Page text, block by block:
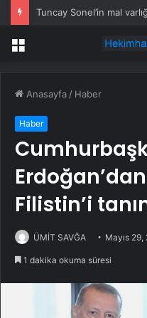
Menü
Anasayfa / Haber
Haber
Filistin’i
ÜMİT SAVĞA Mayıs 29,
1 dakika okuma süresi